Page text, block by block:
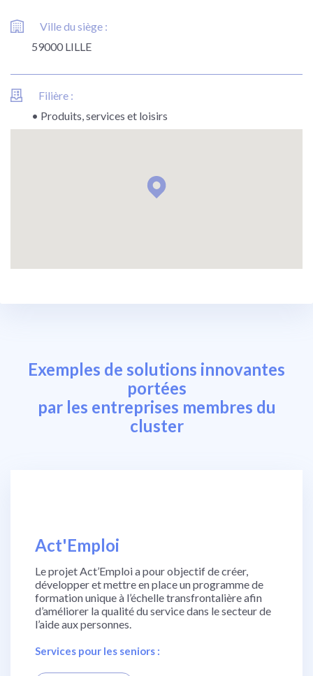
Ville du siège :
59000 LILLE
Filière :
• Produits, services et loisirs
Exemples de solutions innovantes
portées
par les entreprises membres du
cluster
Act'Emploi
Le projet Act’Emploi a pour objectif de créer,
développer et mettre en place un programme de
formation unique à l’échelle transfrontalière afin
d’améliorer la qualité du service dans le secteur de
l’aide aux personnes.
Services pour les seniors :